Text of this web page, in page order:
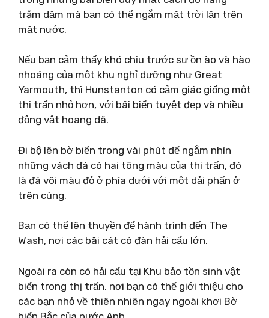
trăm dặm mà bạn có thể ngắm mặt trời lặn trên
mặt nước.
Nếu bạn cảm thấy khó chịu trước sự ồn ào và hào
nhoáng của một khu nghỉ dưỡng như Great
Yarmouth, thì Hunstanton có cảm giác giống một
thị trấn nhỏ hơn, với bãi biển tuyệt đẹp và nhiều
động vật hoang dã.
Đi bộ lên bờ biển trong vài phút để ngắm nhìn
những vách đá có hai tông màu của thị trấn, đó
là đá vôi màu đỏ ở phía dưới với một dải phấn ở
trên cùng.
Bạn có thể lên thuyền để hành trình đến The
Wash, nơi các bãi cát có đàn hải cẩu lớn.
Ngoài ra còn có hải cẩu tại Khu bảo tồn sinh vật
biển trong thị trấn, nơi bạn có thể giới thiệu cho
các bạn nhỏ về thiên nhiên ngay ngoài khơi Bờ